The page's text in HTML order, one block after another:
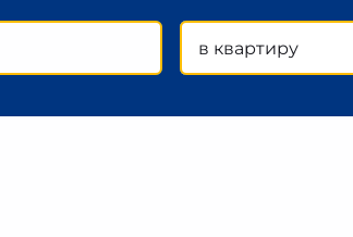
в квартиру